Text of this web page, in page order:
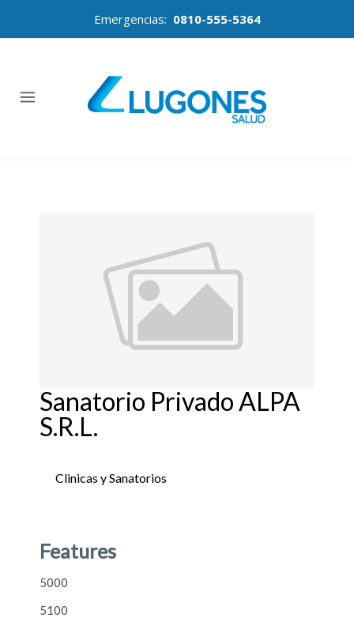
Emergencias: 0810-555-5364
Sanatorio Privado ALPA
S.R.L.
Clinicas y Sanatorios
Features
5000
5100